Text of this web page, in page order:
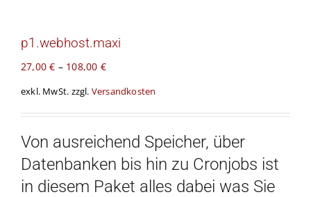
p1.webhost.maxi
27,00€ – 108,00 €
exkl. MwSt. zzgl. Versandkosten
Von ausreichend Speicher, über
Datenbanken bis hin zu Cronjobs ist
in diesem Paket alles dabei was Sie